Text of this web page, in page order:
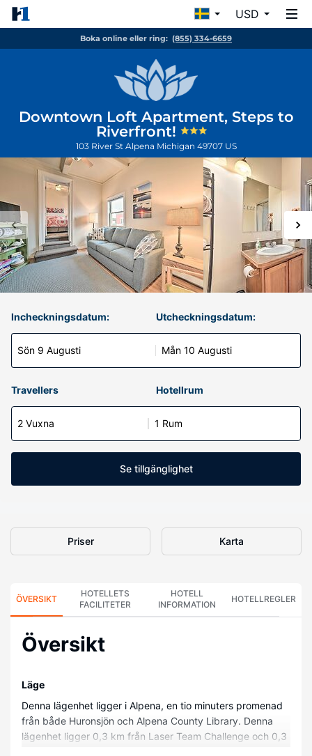
USD
Boka online eller ring: (855) 334-6659
Downtown Loft Apartment, Steps to
Riverfront!
103 River St Alpena Michigan 49707 US
Incheckningsdatum:
Sön 9 Augusti
Utcheckningsdatum:
Mån 10 Augusti
Travellers Hotellrum
2 Vuxna 1 Rum
Se tillgänglighet
Priser Karta
ÖVERSIKT
HOTELLETS
FACILITETER
HOTELL
INFORMATION
HOTELLREGLER
Översikt
Läge
Denna lägenhet ligger i Alpena, en tio minuters promenad
från både Huronsjön och Alpena County Library. Denna
lägenhet ligger 0,3 km från Laser Team Challenge och 0,3